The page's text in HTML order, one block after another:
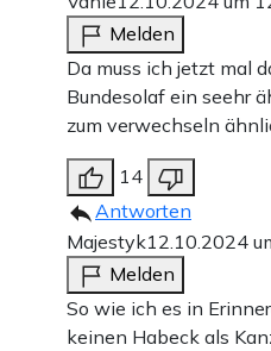
Melden
Da muss ich jetzt mal
Bundesolaf ein seehr
zum verwechseln
14
Antworten
Majestyk12.10.2024
Melden
So wie ich es in
keinen Habeck als